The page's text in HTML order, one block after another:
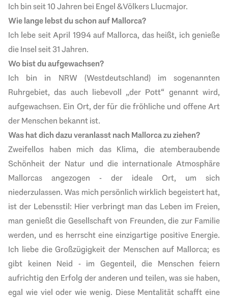
Ich bin seit 10 Jahren bei Engel & Völkers Llucmajor.
Wie lange lebst du schon auf Mallorca?
Ich lebe seit April 1994 auf Mallorca, das heißt, ich genieße
die Insel seit 31 Jahren.
Wo bist du aufgewachsen?
Ich bin in NRW (Westdeutschland) im sogenannten
Ruhrgebiet, das auch liebevoll „der Pott“ genannt wird,
aufgewachsen. Ein Ort, der für die fröhliche und offene Art
der Menschen bekannt ist.
Was hat dich dazu veranlasst nach Mallorca zu ziehen?
Zweifellos haben mich das Klima, die atemberaubende
Schönheit der Natur und die internationale Atmosphäre
Mallorcas angezogen - der ideale Ort, um sich
niederzulassen. Was mich persönlich wirklich begeistert hat,
ist der Lebensstil: Hier verbringt man das Leben im Freien,
man genießt die Gesellschaft von Freunden, die zur Familie
werden, und es herrscht eine einzigartige positive Energie.
Ich liebe die Großzügigkeit der Menschen auf Mallorca; es
gibt keinen Neid - im Gegenteil, die Menschen feiern
aufrichtig den Erfolg der anderen und teilen, was sie haben,
egal wie viel oder wie wenig. Diese Mentalität schafft eine